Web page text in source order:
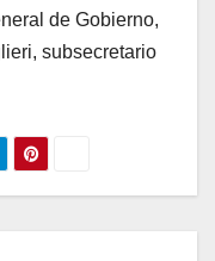
de Gobierno,
subsecretario